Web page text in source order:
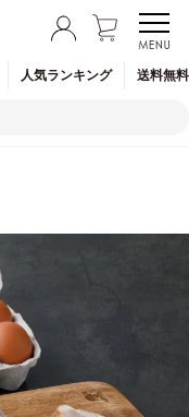
人気ランキング 送料無